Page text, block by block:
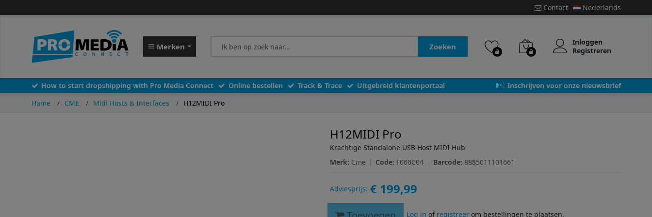
Contact Nederlands
Merken Zoeken
Inloggen
Registreren
How to start dropshipping with Pro Media Connect Online bestellen Track & Trace Uitgebreid klantenportaal
Inschrijven voor onze nieuwsbrief
Home
CME Midi Hosts & Interfaces H12MIDI Pro
H12MIDI Pro
Krachtige Standalone USB Host MIDI Hub
Merk: Cme Code: F000C04 Barcode: 8885011101661
Adviesprijs: € 199,99
Log in of registreer om bestellingen te plaatsen.